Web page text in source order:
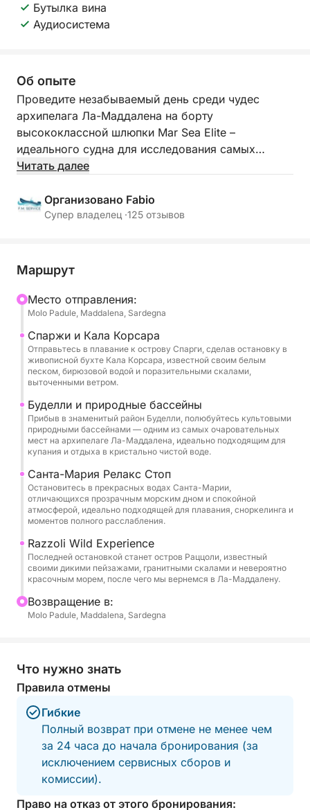
Бутылка вина
Аудиосистема
Об опыте
Проведите незабываемый день среди чудес
архипелага Ла-Маддалена на борту
высококлассной шлюпки Mar Sea Elite –
идеального судна для исследования самых
живописных островов Средиземноморья в
Отправляясь из Ла-Маддалены, вы проплывете по
открывая для себя культовые острова Спарджи,
природные райские уголки, доступные только по
морю. В течение дня вы сможете расслабиться на
солнце, искупаться в знаменитых природных
бассейнах архипелага и ощутить подлинную
сардинскую атмосферу.
Шлюпка вмещает до 12 человек и идеально
подходит для семей, пар и групп друзей,
желающих провести эксклюзивный день,
погрузившись в первозданную природу
Чтобы сделать это путешествие еще более
особенным, на борту будет предложен приятный
которым можно будет насладиться, любуясь
неповторимыми красками сардинского моря.
Это путешествие создано для тех, кто хочет
познакомиться с Сардинией с моря самым
Читать далее
Организовано Fabio
Супер владелец ·125 отзывов
Маршрут
Mесто отправления:
Molo Padule, Maddalena, Sardegna
Спаржи и Кала Корсара
Отправьтесь в плавание к острову Спарги, сделав остановку в
живописной бухте Кала Корсара, известной своим белым
песком, бирюзовой водой и поразительными скалами,
выточенными ветром.
Буделли и природные бассейны
Прибыв в знаменитый район Буделли, полюбуйтесь культовыми
природными бассейнами — одним из самых очаровательных
мест на архипелаге Ла-Маддалена, идеально подходящим для
купания и отдыха в кристально чистой воде.
Санта-Мария Релакс Стоп
Остановитесь в прекрасных водах Санта-Марии,
отличающихся прозрачным морским дном и спокойной
атмосферой, идеально подходящей для плавания, сноркелинга и
моментов полного расслабления.
Razzoli Wild Experience
Последней остановкой станет остров Раццоли, известный
своими дикими пейзажами, гранитными скалами и невероятно
красочным морем, после чего мы вернемся в Ла-Маддалену.
Bозвращение в:
Molo Padule, Maddalena, Sardegna
Что нужно знать
Правила отмены
Гибкие
Полный возврат при отмене не менее чем
за 24 часа до начала бронирования (за
исключением сервисных сборов и
комиссии).
Право на отказ от этого бронирования: